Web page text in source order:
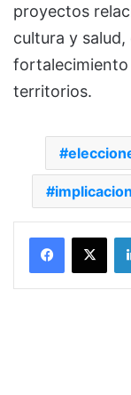
proyectos
cultura y
fortalecimiento
territorios.
Facebook
X